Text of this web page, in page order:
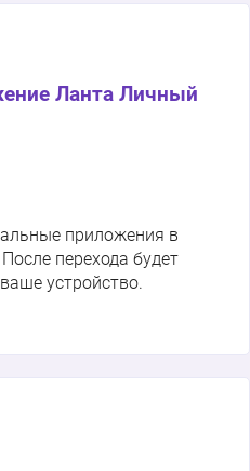
Ланта Личный
приложения в
перехода будет
устройство.